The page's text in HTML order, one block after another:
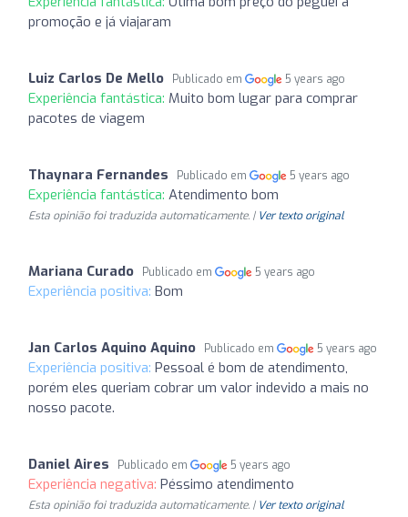
promoção e já viajaram
Luiz Carlos De Mello Publicado em 5 years ago
Experiência fantástica: Muito bom lugar para comprar
pacotes de viagem
Thaynara Fernandes Publicado em 5 years ago
Experiência fantástica: Atendimento bom
Esta opinião foi traduzida automaticamente. | Ver texto original
Mariana Curado Publicado em 5 years ago
Experiência positiva: Bom
Jan Carlos Aquino Aquino Publicado em 5 years ago
Experiência positiva: Pessoal é bom de atendimento,
porém eles queriam cobrar um valor indevido a mais no
nosso pacote.
Daniel Aires Publicado em 5 years ago
Experiência negativa: Péssimo atendimento
Esta opinião foi traduzida automaticamente. | Ver texto original